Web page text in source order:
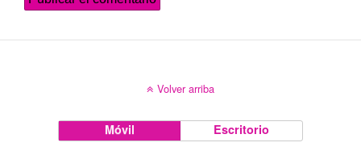
Volver arriba
Móvil Escritorio